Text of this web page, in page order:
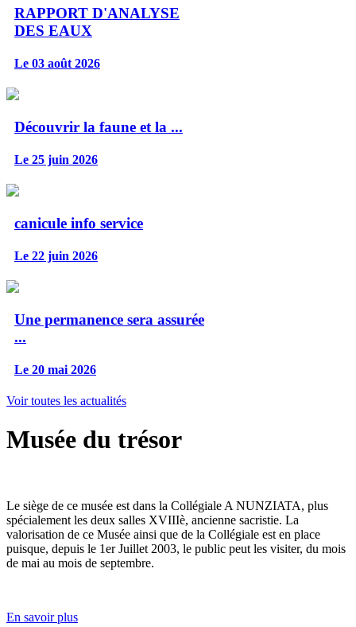
RAPPORT D'ANALYSE
DES EAUX
Le 03 août 2026
Découvrir la faune et la ...
Le 25 juin 2026
canicule info service
Le 22 juin 2026
Une permanence sera assurée
...
Le 20 mai 2026
Voir toutes les actualités
Musée du trésor
Le siège de ce musée est dans la Collégiale A NUNZIATA, plus
spécialement les deux salles XVIIIè, ancienne sacristie. La
valorisation de ce Musée ainsi que de la Collégiale est en place
puisque, depuis le 1er Juillet 2003, le public peut les visiter, du mois
de mai au mois de septembre.
En savoir plus